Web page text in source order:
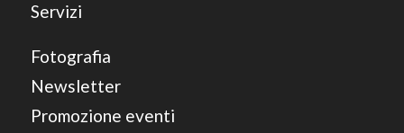
Servizi
Fotografia
Newsletter
Promozione eventi